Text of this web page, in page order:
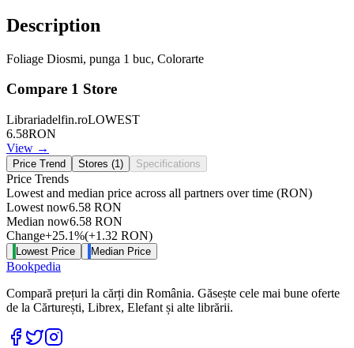
Description
Foliage Diosmi, punga 1 buc, Colorarte
Compare 1 Store
Librariadelfin.roLOWEST
6.58RON
View →
Price Trend Stores (1) Specifications
Price Trends
Lowest and median price across all partners over time (RON)
Lowest now6.58 RON
Median now6.58 RON
Change+25.1%(+1.32 RON)
Lowest Price Median Price
Bookpedia
Compară prețuri la cărți din România. Găsește cele mai bune oferte
de la Cărturești, Librex, Elefant și alte librării.
Facebook
Twitter